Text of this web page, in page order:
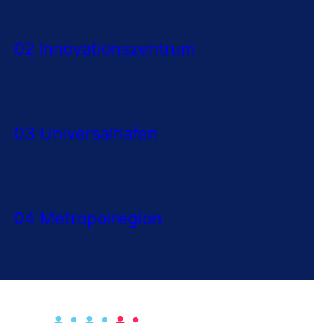
02 Innovationszentrum
03 Universalhafen
04 Metropolregion